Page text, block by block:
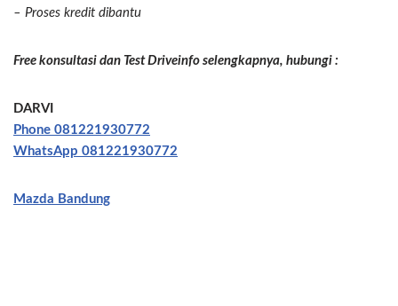
– Proses kredit dibantu
Free konsultasi dan Test Driveinfo selengkapnya, hubungi :
DARVI
Phone 081221930772
WhatsApp 081221930772
Mazda Bandung